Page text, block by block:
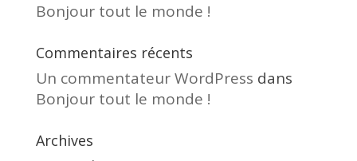
Bonjour tout le monde !
Commentaires récents
Un commentateur WordPress dans
Bonjour tout le monde !
Archives